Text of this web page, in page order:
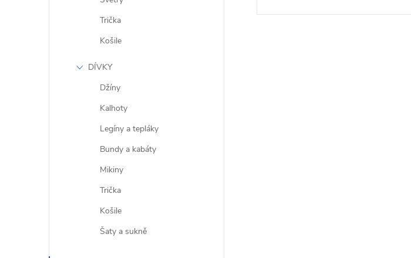
Trička
Košile
DÍVKY
Džíny
Kalhoty
Legíny a tepláky
Bundy a kabáty
Mikiny
Trička
Košile
Šaty a sukně